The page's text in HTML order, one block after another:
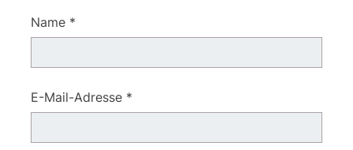
Name *
E-Mail-Adresse *